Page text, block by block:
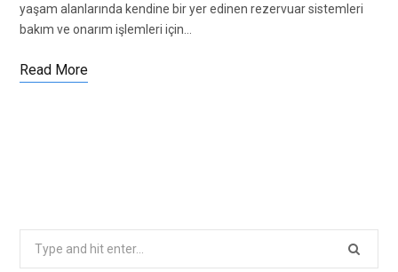
yaşam alanlarında kendine bir yer edinen rezervuar sistemleri
bakım ve onarım işlemleri için…
Read More